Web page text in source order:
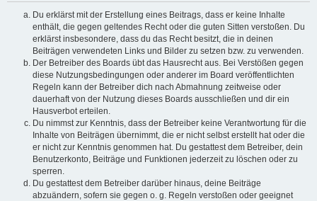
Du erklärst mit der Erstellung eines Beitrags, dass er keine Inhalte
enthält, die gegen geltendes Recht oder die guten Sitten verstoßen. Du
erklärst insbesondere, dass du das Recht besitzt, die in deinen
Beiträgen verwendeten Links und Bilder zu setzen bzw. zu verwenden.
Der Betreiber des Boards übt das Hausrecht aus. Bei Verstößen gegen
diese Nutzungsbedingungen oder anderer im Board veröffentlichten
Regeln kann der Betreiber dich nach Abmahnung zeitweise oder
dauerhaft von der Nutzung dieses Boards ausschließen und dir ein
Hausverbot erteilen.
Du nimmst zur Kenntnis, dass der Betreiber keine Verantwortung für die
Inhalte von Beiträgen übernimmt, die er nicht selbst erstellt hat oder die
er nicht zur Kenntnis genommen hat. Du gestattest dem Betreiber, dein
Benutzerkonto, Beiträge und Funktionen jederzeit zu löschen oder zu
sperren.
Du gestattest dem Betreiber darüber hinaus, deine Beiträge
abzuändern, sofern sie gegen o. g. Regeln verstoßen oder geeignet